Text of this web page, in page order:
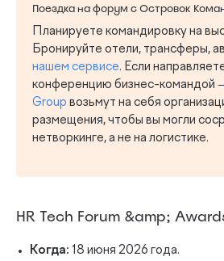
Поездка на форум с Островок
Планируете командировку на
Бронируйте отели, трансферы,
нашем сервисе. Если
конференцию бизнес-командой
Group возьмут на себя
размещения, чтобы вы могли
нетворкинге, а не на логистике.
HR Tech Forum &amp;
Когда: 18 июня 2026 года.